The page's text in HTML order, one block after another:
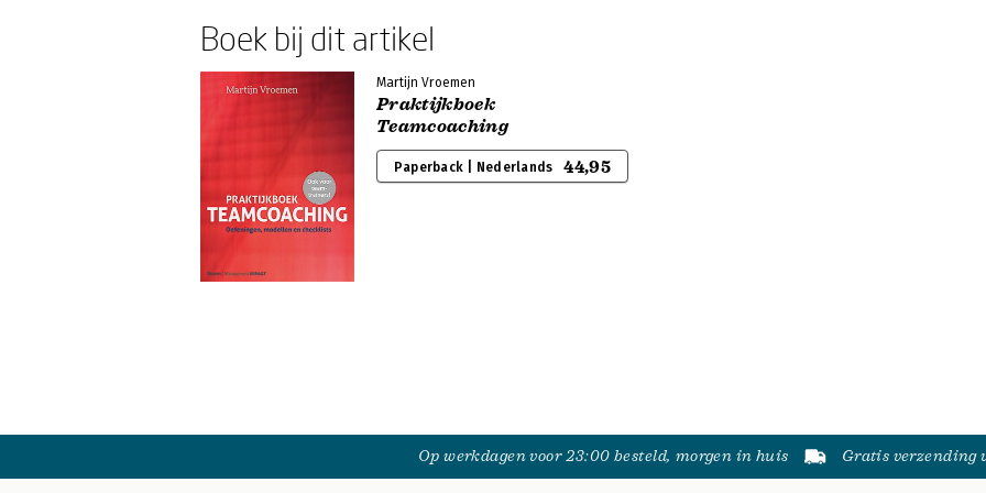
Boek bij dit artikel
Martijn Vroemen
Praktijkboek
Teamcoaching
Paperback | Nederlands 44,95
Op werkdagen voor 23:00 besteld, morgen in huis Gratis verzending